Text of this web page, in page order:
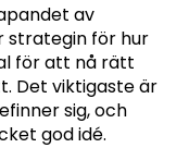
av
strategin för hur
för att nå rätt
Det viktigaste är
sig, och
god idé.